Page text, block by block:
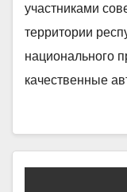
участниками
территории
национального
качественные